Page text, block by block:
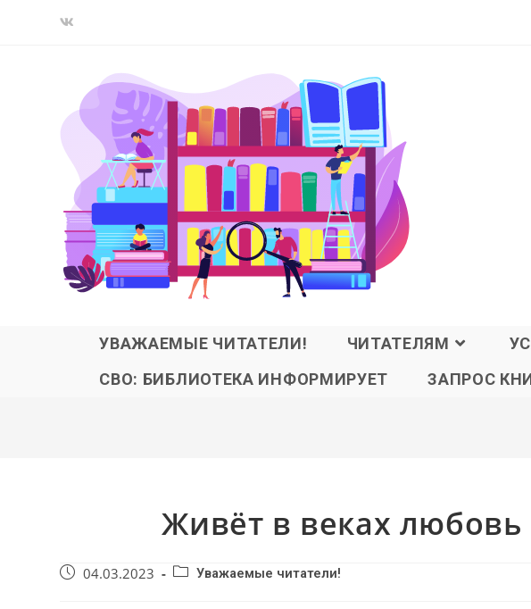
УВАЖАЕМЫЕ ЧИТАТЕЛИ! ЧИТАТЕЛЯМ
СВО: БИБЛИОТЕКА ИНФОРМИРУЕТ
ЗАПРОС
Живёт в веках любовь
04.03.2023 Уважаемые читатели!